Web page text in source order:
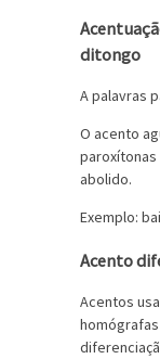
ditongo
A palavras
O acento
abolido.
Exemplo:
Acento
Acentos